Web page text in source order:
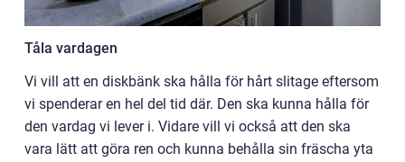
Tåla vardagen
Vi vill att en diskbänk ska hålla för hårt slitage eftersom
vi spenderar en hel del tid där. Den ska kunna hålla för
den vardag vi lever i. Vidare vill vi också att den ska
vara lätt att göra ren och kunna behålla sin fräscha yta